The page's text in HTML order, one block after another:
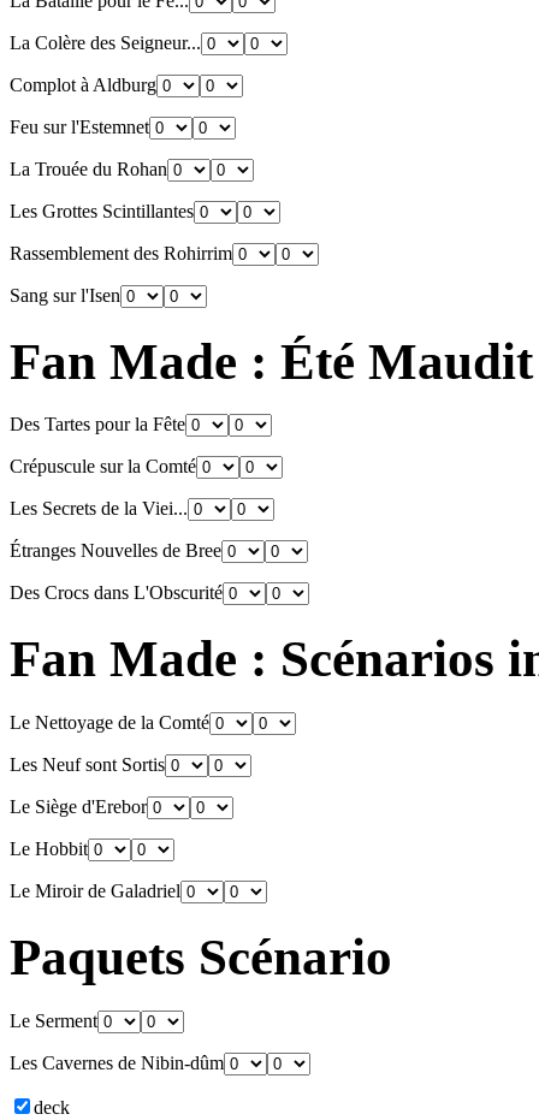
La Colère des Seigneur...
Complot à Aldburg
Feu sur l'Estemnet
La Trouée du Rohan
Les Grottes Scintillantes
Rassemblement des Rohirrim
Sang sur l'Isen
Fan Made : Été Maudit
Des Tartes pour la Fête
Crépuscule sur la Comté
Les Secrets de la Viei...
Étranges Nouvelles de Bree
Des Crocs dans L'Obscurité
Fan Made : Scénarios
Le Nettoyage de la Comté
Les Neuf sont Sortis
Le Siège d'Erebor
Le Hobbit
Le Miroir de Galadriel
Paquets Scénario
Le Serment
Les Cavernes de Nibin-dûm
deck